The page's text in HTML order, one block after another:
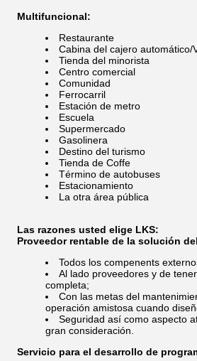
Multifuncional:
Restaurante
Cabina del cajero automático/
Tienda del minorista
Centro comercial
Comunidad
Ferrocarril
Estación de metro
Escuela
Supermercado
Gasolinera
Destino del turismo
Tienda de Coffe
Término de autobuses
Estacionamiento
La otra área pública
Las razones usted elige LKS:
Proveedor rentable de la solución
Todos los compenents
Al lado proveedores y de
completa;
Con las metas del
operación amistosa cuando
Seguridad así como aspecto
gran consideración.
Servicio para el desarrollo de